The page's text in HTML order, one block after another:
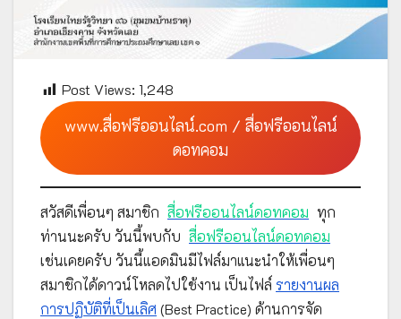
Post Views: 1,248
www.สื่อฟรีออนไลน์.com / สื่อฟรีออนไลน์
ดอทคอม
สวัสดีเพื่อนๆ สมาชิก สื่อฟรีออนไลน์ดอทคอม ทุก
ท่านนะครับ วันนี้พบกับ สื่อฟรีออนไลน์ดอทคอม
เช่นเคยครับ วันนี้แอดมินมีไฟล์มาแนะนำให้เพื่อนๆ
สมาชิกได้ดาวน์โหลดไปใช้งาน เป็นไฟล์ รายงานผล
การปฏิบัติที่เป็นเลิศ (Best Practice) ด้านการจัด